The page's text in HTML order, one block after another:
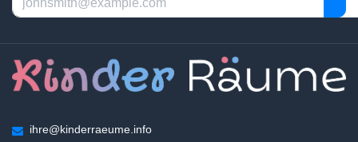
ihre@kinderraeume.info